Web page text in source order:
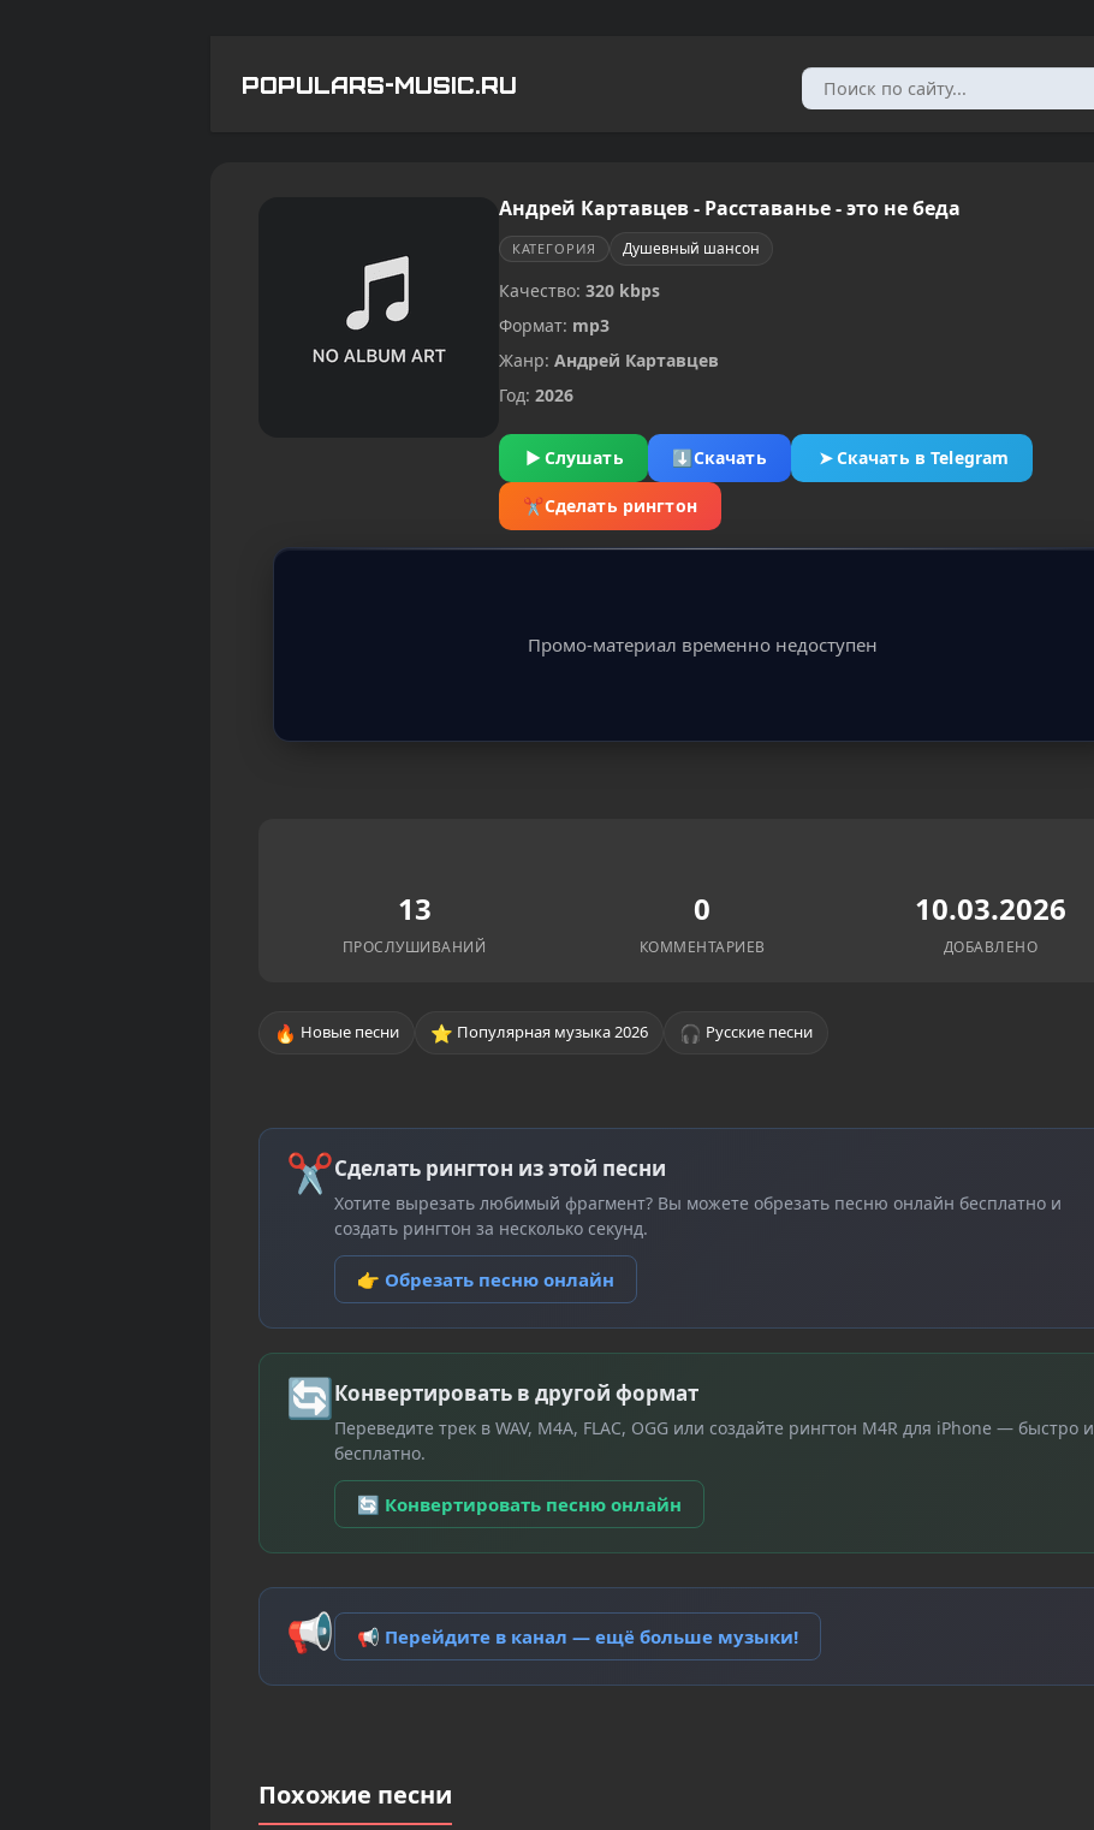
POPULARS-MUSIC.RU
Андрей Картавцев - Расставанье - это не беда
КАТЕГОРИЯ Душевный шансон
Качество: 320 kbps
Формат: mp3
Жанр: Андрей Картавцев
Год: 2026
▶ Слушать ⬇Скачать ➤Скачать в Telegram
✂Сделать рингтон
Промо-материал временно недоступен
13
ПРОСЛУШИВАНИЙ
0
КОММЕНТАРИЕВ
10.03.2026
ДОБАВЛЕНО
🔥 Новые песни ⭐ Популярная музыка 2026 🎧 Русские песни
✂Сделать рингтон из этой песни
Хотите вырезать любимый фрагмент? Вы можете обрезать песню онлайн бесплатно и
создать рингтон за несколько секунд.
👉 Обрезать песню онлайн
🔄Конвертировать в другой формат
Переведите трек в WAV, M4A, FLAC, OGG или создайте рингтон M4R для iPhone — быстро и
бесплатно.
🔄 Конвертировать песню онлайн
📢 📢 Перейдите в канал — ещё больше музыки!
Похожие песни